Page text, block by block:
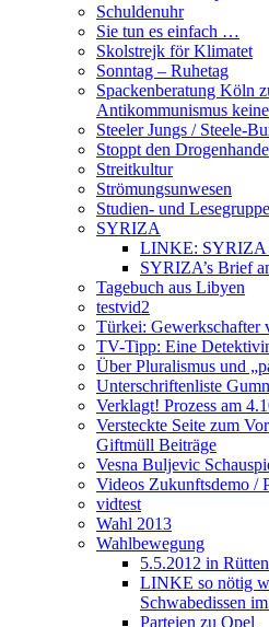
Schuldenuhr
Sie tun es einfach …
Skolstrejk för Klimatet
Sonntag – Ruhetag
Spackenberatung Köln
Antikommunismus
Steeler Jungs / Steele-
Stoppt den
Streitkultur
Strömungsunwesen
Studien- und
SYRIZA
LINKE: SYRIZA
SYRIZA’s Brief
Tagebuch aus Libyen
testvid2
Türkei: Gewerkschafter
TV-Tipp: Eine
Über Pluralismus und
Unterschriftenliste
Verklagt! Prozess am
Versteckte Seite zum
Giftmüll Beiträge
Vesna Buljevic
Videos Zukunftsdemo /
vidtest
Wahl 2013
Wahlbewegung
5.5.2012 in
LINKE so nötig
Schwabedissen
Parteien zu Opel